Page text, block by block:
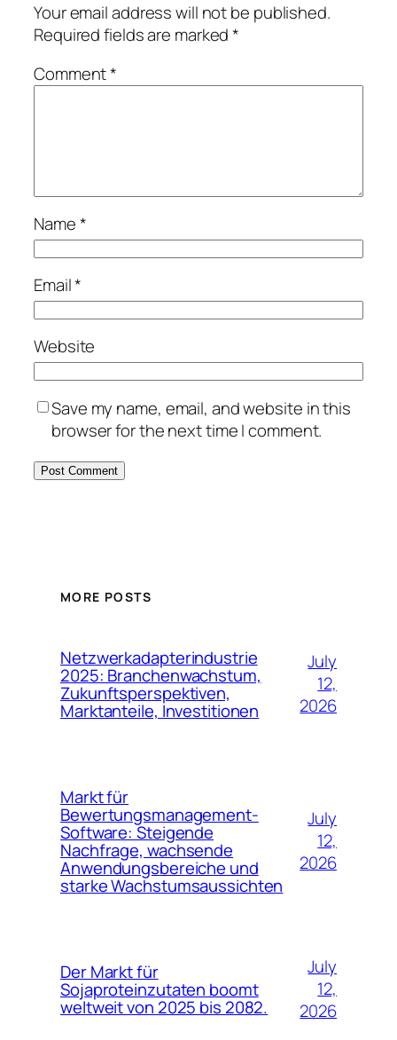
Your email address will not be published.
Required fields are marked*
Comment*
Name*
Email*
Website
Save my name, email, and website in this
browser for the next time I comment.
MORE POSTS
Netzwerkadapterindustrie
2025: Branchenwachstum,
Zukunftsperspektiven,
Marktanteile, Investitionen
July
12,
2026
Markt für
Bewertungsmanagement-
Software: Steigende
Nachfrage, wachsende
Anwendungsbereiche und
starke Wachstumsaussichten
July
12,
2026
Der Markt für
Sojaproteinzutaten boomt
weltweit von 2025 bis 2082.
July
12,
2026